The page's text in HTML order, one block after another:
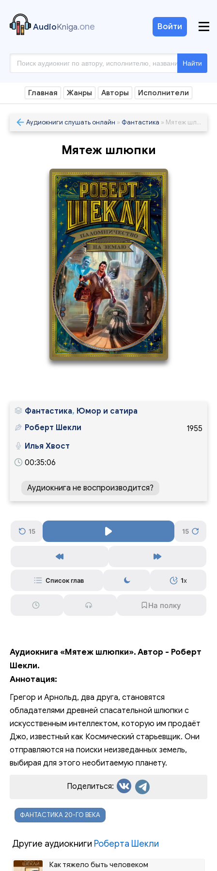
AudioKniga.one
Найти
Войти
Главная Жанры Авторы Исполнители
Аудиокниги слушать онлайн » Фантастика » Мятеж шлюпки
Мятеж шлюпки
Фантастика, Юмор и сатира
1955
Роберт Шекли
Илья Хвост
00:35:06
Аудиокнига не воспроизводится?
15 15
Список глав 1x
Аудиокнига «Мятеж шлюпки». Автор - Роберт
Шекли.
Аннотация:
Грегор и Арнольд, два друга, становятся
обладателями древней спасательной шлюпки с
искусственным интеллектом, которую им продаёт
Джо, известный как Космический старьевщик. Они
отправляются на поиски неизведанных земель,
выбирая для этого необитаемую планету.
Поделиться:
ФАНТАСТИКА 20-ГО ВЕКА
Другие аудиокниги Роберта Шекли
Как тяжело быть человеком